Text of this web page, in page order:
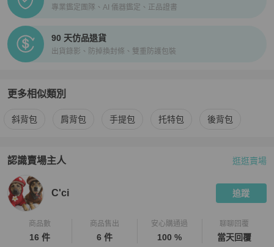
專業鑑定團隊、AI 儀器鑑定、正品證書
90 天仿品退貨
出貨錄影、防掉換封條、雙重防護包裝
更多相似類別
更多Louis Vuitton女包 相似商品推薦
斜背包 肩背包 手提包 托特包 後背包
認識賣場主人
PopChill 拍拍圈嚴選賣家
逛逛賣場
C'ci 追蹤
商品數
16 件
商品售出
6 件
安心購通過
100 %
聊聊回覆
當天回覆